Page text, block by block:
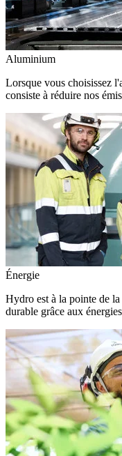
Aluminium
Lorsque vous choisissez
consiste à réduire nos
Énergie
Hydro est à la pointe de
durable grâce aux